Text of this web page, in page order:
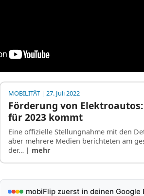
MOBILITÄT| 27. Juli 2022
Förderung von
für 2023 kommt
Eine offizielle Stellungnahme mit den
aber mehrere Medien berichteten am
der… | mehr
mobiFlip zuerst in deinen Google